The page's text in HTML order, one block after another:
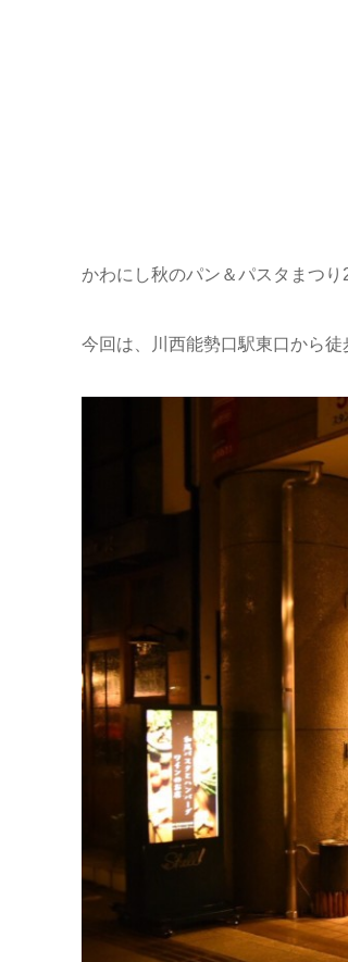
かわにし秋のパン＆パスタまつ
今回は、川西能勢口駅東口から